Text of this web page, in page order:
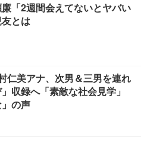
「2週間会えてないとヤバい
とは
仁美アナ、次男＆三男を連れ
収録へ「素敵な社会見学」
」の声